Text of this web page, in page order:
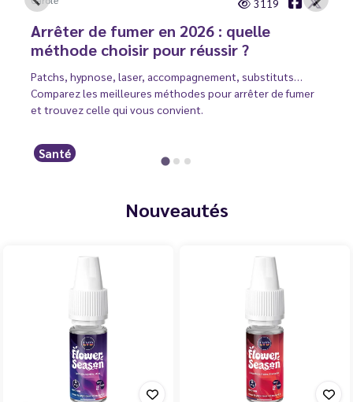
3119
Arrêter de fumer en 2026 : quelle
méthode choisir pour réussir ?
Patchs, hypnose, laser, accompagnement, substituts…
Comparez les meilleures méthodes pour arrêter de fumer
et trouvez celle qui vous convient.
Santé
Nouveautés